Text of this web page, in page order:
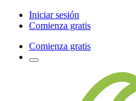
Iniciar sesión
Comienza gratis
Comienza gratis